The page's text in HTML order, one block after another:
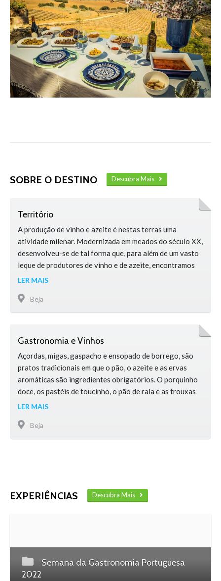
SOBRE O DESTINO Descubra Mais
Território
A produção de vinho e azeite é nestas terras uma
atividade milenar. Modernizada em meados do século XX,
desenvolveu-se de tal forma que, para além de um vasto
leque de produtores de vinho e de azeite, encontramos
aqui das melhores unidades do país. Existem atualmente
Vitória, Herdade da Figueirinha, Herdade da …
LER MAIS
Beja
Gastronomia e Vinhos
Açordas, migas, gaspacho e ensopado de borrego, são
pratos tradicionais em que o pão, o azeite e as ervas
aromáticas são ingredientes obrigatórios. O porquinho
doce, os pastéis de toucinho, o pão de rala e as trouxas
de ovos, são exemplos da doçaria conventual de
conventos que aqui existiam.
LER MAIS
Beja
EXPERIÊNCIAS Descubra Mais
Semana da Gastronomia Portuguesa
2022